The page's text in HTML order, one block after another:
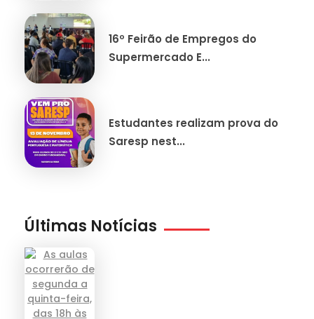
16º Feirão de Empregos do
Supermercado E...
Estudantes realizam prova do
Saresp nest...
Últimas Notícias